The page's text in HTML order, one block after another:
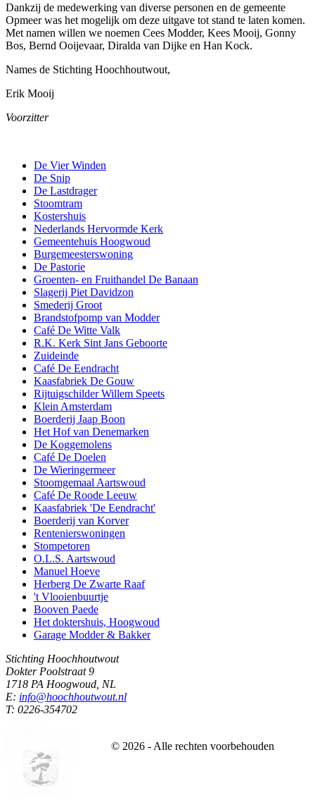
Dankzij de medewerking van diverse personen en de gemeente
Opmeer was het mogelijk om deze uitgave tot stand te laten komen.
Met namen willen we noemen Cees Modder, Kees Mooij, Gonny
Bos, Bernd Ooijevaar, Diralda van Dijke en Han Kock.
Names de Stichting Hoochhoutwout,
Erik Mooij
Voorzitter
De Vier Winden
De Snip
De Lastdrager
Stoomtram
Kostershuis
Nederlands Hervormde Kerk
Gemeentehuis Hoogwoud
Burgemeesterswoning
De Pastorie
Groenten- en Fruithandel De Banaan
Slagerij Piet Davidzon
Smederij Groot
Brandstofpomp van Modder
Café De Witte Valk
R.K. Kerk Sint Jans Geboorte
Zuideinde
Café De Eendracht
Kaasfabriek De Gouw
Rijtuigschilder Willem Speets
Klein Amsterdam
Boerderij Jaap Boon
Het Hof van Denemarken
De Koggemolens
Café De Doelen
De Wieringermeer
Stoomgemaal Aartswoud
Café De Roode Leeuw
Kaasfabriek 'De Eendracht'
Boerderij van Korver
Rentenierswoningen
Stompetoren
O.L.S. Aartswoud
Manuel Hoeve
Herberg De Zwarte Raaf
't Vlooienbuurtje
Booven Paede
Het doktershuis, Hoogwoud
Garage Modder & Bakker
Stichting Hoochhoutwout
Dokter Poolstraat 9
1718 PA Hoogwoud, NL
E: info@hoochhoutwout.nl
T: 0226-354702
© 2026 - Alle rechten voorbehouden